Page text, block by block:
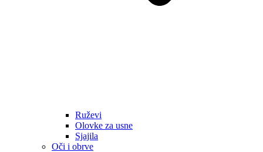
Ruževi
Olovke za usne
Sjajila
Oči i obrve